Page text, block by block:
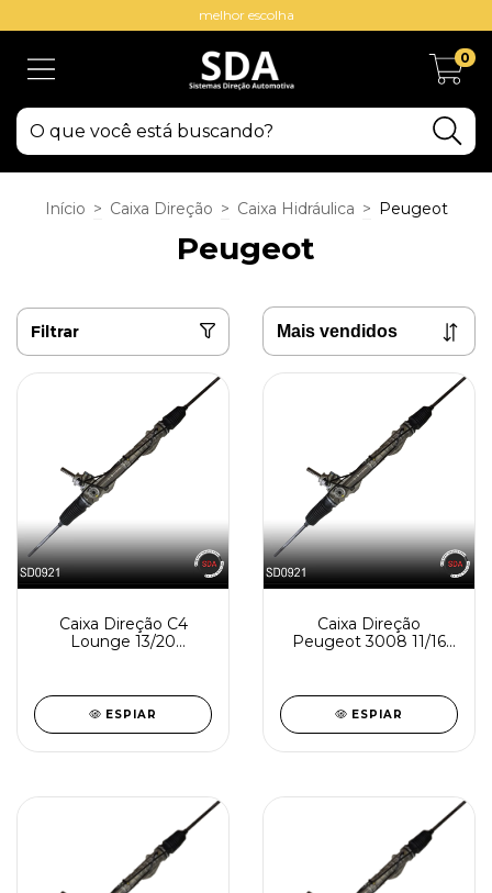
melhor escolha
0
Início > Caixa Direção > Caixa Hidráulica > Peugeot
Peugeot
Filtrar
Caixa Direção C4
Lounge 13/20
SD0921-3
ESPIAR
Caixa Direção
Peugeot 3008 11/16
SD0921-2
ESPIAR